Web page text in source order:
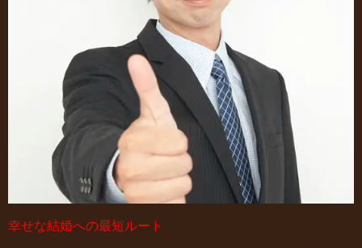
幸せな結婚への最短ルート